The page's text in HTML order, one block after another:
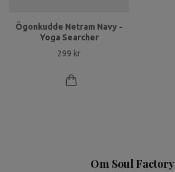
Ögonkudde Netram Navy -
Yoga Searcher
299 kr
Om Soul Factory